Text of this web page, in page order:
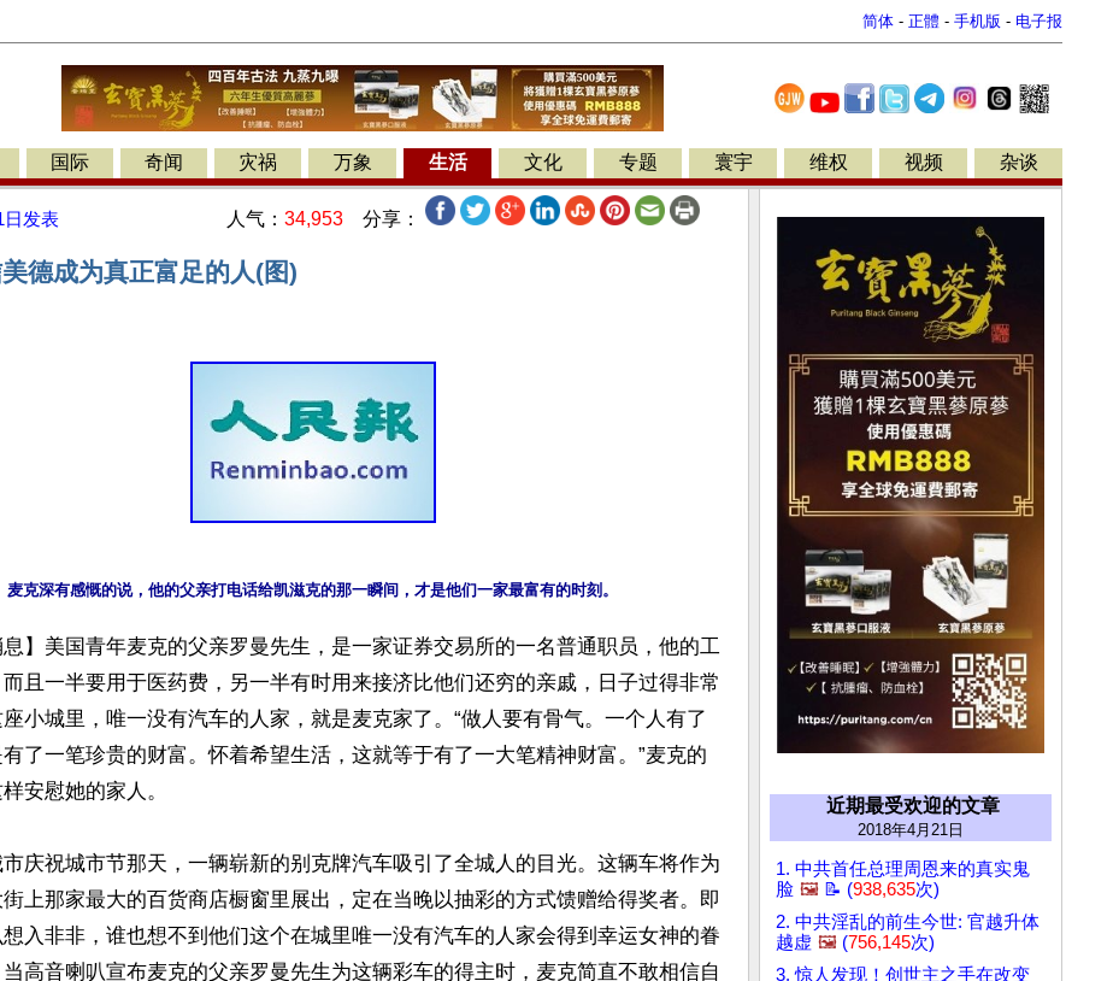
简体 - 正體 - 手机版 - 电子报
国际 奇闻 灾祸 万象 生活 文化 专题 寰宇 维权 视频 杂谈
发表 人气： 34,953 分享：
德成为真正富足的人(图)
息】美国青年麦克的父亲罗曼先生，是一家证券交易所的一名普通职员，他的工
且一半要用于医药费，另一半有时用来接济比他们还穷的亲戚，日子过得非常
小城里，唯一没有汽车的人家，就是麦克家了。“做人要有骨气。一个人有了
了一笔珍贵的财富。怀着希望生活，这就等于有了一大笔精神财富。”麦克的
安慰她的家人。
庆祝城市节那天，一辆崭新的别克牌汽车吸引了全城人的目光。这辆车将作为
上那家最大的百货商店橱窗里展出，定在当晚以抽彩的方式馈赠给得奖者。即
入非非，谁也想不到他们这个在城里唯一没有汽车的人家会得到幸运女神的眷
高音喇叭宣布麦克的父亲罗曼先生为这辆彩车的得主时，麦克简直不敢相信自
近期最受欢迎的文章
2018年4月21日
1. 中共首任总理周恩来的真实鬼
脸 🖼️ 📝 (938,635次)
2. 中共淫乱的前生今世: 官越升体
越虚 🖼️ (756,145次)
3. 惊人发现！创世主之手在改变